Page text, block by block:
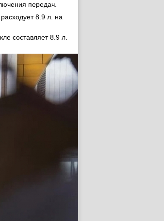
передач.
8.9 л. на
составляет 8.9 л.